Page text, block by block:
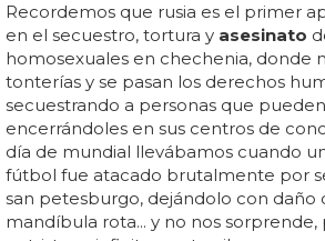
Recordemos que rusia es el primer
en el secuestro, tortura y asesinato
homosexuales en chechenia, donde
tonterías y se pasan los derechos
secuestrando a personas que
encerrándoles en sus centros de
día de mundial llevábamos cuando
fútbol fue atacado brutalmente por
san petesburgo, dejándolo con daño
mandíbula rota... y no nos sorprende,